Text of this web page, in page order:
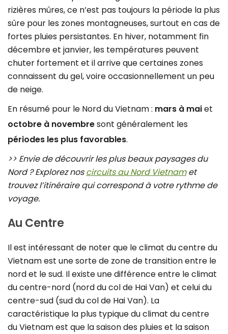
rizières mûres, ce n’est pas toujours la période la plus
sûre pour les zones montagneuses, surtout en cas de
fortes pluies persistantes. En hiver, notamment fin
décembre et janvier, les températures peuvent
chuter fortement et il arrive que certaines zones
connaissent du gel, voire occasionnellement un peu
de neige.
En résumé pour le Nord du Vietnam : mars à maiet
octobre à novembresont généralement les
périodes les plus favorables.
>> Envie de découvrir les plus beaux paysages du
Nord ? Explorez noscircuits au Nord Vietnamet
trouvez l’itinéraire qui correspond à votre rythme de
voyage.
Au Centre
Il est intéressant de noter que le climat du centre du
Vietnam est une sorte de zone de transition entre le
nord et le sud. Il existe une différence entre le climat
du centre-nord (nord du col de Hai Van) et celui du
centre-sud (sud du col de Hai Van). La
caractéristique la plus typique du climat du centre
du Vietnam est que la saison des pluies et la saison